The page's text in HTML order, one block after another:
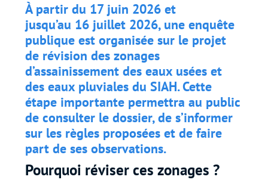
À partir du 17 juin 2026 et
jusqu’au 16 juillet 2026, une enquête
publique est organisée sur le projet
de révision des zonages
d’assainissement deseaux usées et
deseaux pluviales du SIAH. Cette
étape importante permettra au public
de consulter le dossier, de s’informer
sur les règles proposées et de faire
part de ses observations.
Pourquoi réviser ces zonages ?